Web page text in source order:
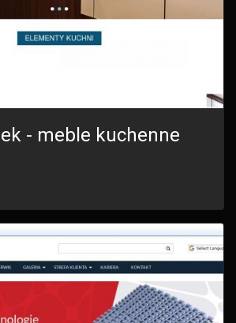
- meble kuchenne